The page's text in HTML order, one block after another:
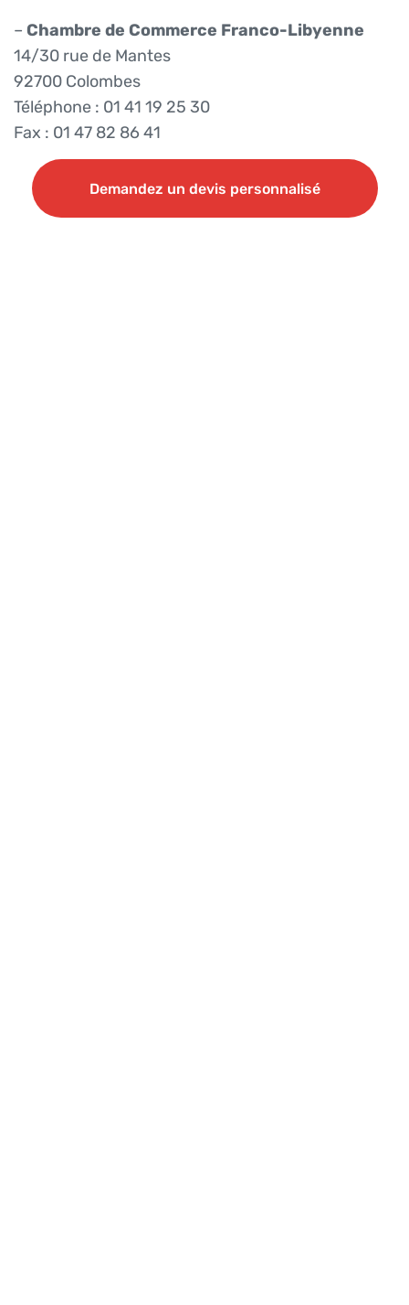
– Chambre de Commerce Franco-Libyenne
14/30 rue de Mantes
92700 Colombes
Téléphone : 01 41 19 25 30
Fax : 01 47 82 86 41
Demandez un devis personnalisé